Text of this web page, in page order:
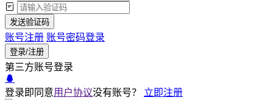
发送验证码
账号注册 账号密码登录
登录/注册
第三方账号登录
登录即同意用户协议没有账号？ 立即注册